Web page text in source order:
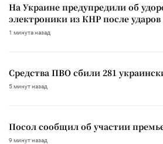
На Украине предупредили об
электроники из КНР после
1 минута назад
Средства ПВО сбили 281
5 минут назад
Посол сообщил об участии
9 минут назад